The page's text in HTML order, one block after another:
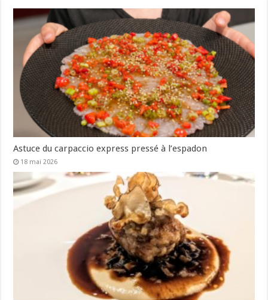
Astuce du carpaccio express pressé à l’espadon
18 mai 2026